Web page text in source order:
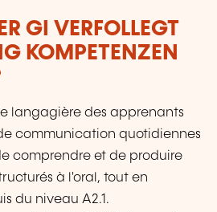
GI VERFOLLEGT
KOMPETENZEN
langagière des apprenants
communication quotidiennes
comprendre et de produire
à l'oral, tout en
du niveau A2.1.